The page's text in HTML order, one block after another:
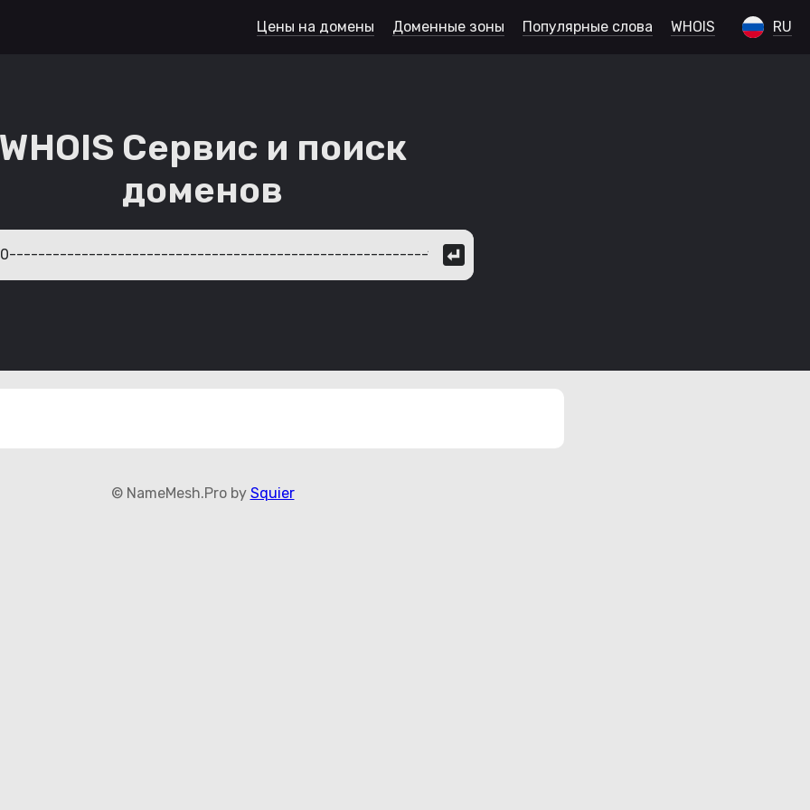
RU
Цены на домены Доменные зоны Популярные слова WHOIS
WHOIS Сервис и поиск
доменов
© NameMesh.Pro by Squier